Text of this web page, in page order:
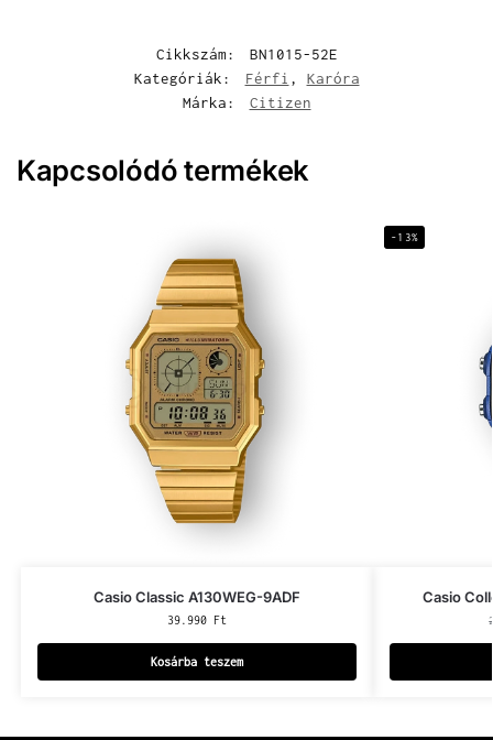
Cikkszám:
BN1015-52E
Kategóriák:
Férfi , Karóra
Márka:
Citizen
Kapcsolódó termékek
Casio Classic A130WEG-9ADF
39.990 Ft
Kosárba teszem
-13%
Casio